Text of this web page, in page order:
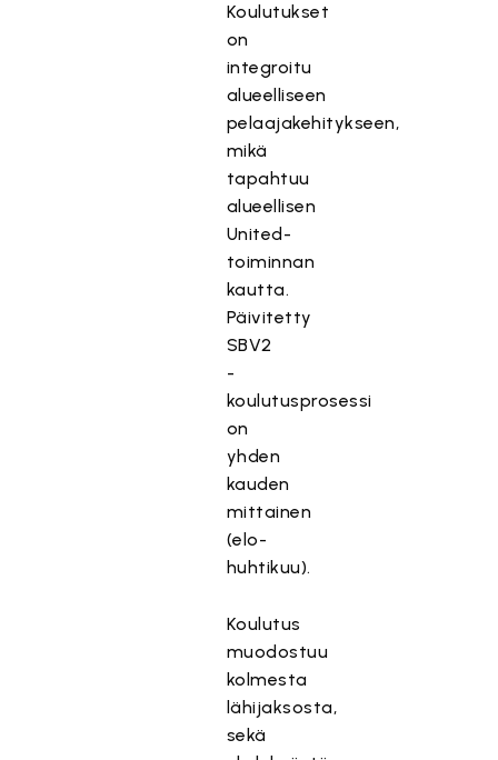
Koulutukset
on
integroitu
alueelliseen
pelaajakehitykseen,
mikä
tapahtuu
alueellisen
United-
toiminnan
kautta.
Päivitetty
SBV2
-
koulutusprosessi
on
yhden
kauden
mittainen
(elo-
huhtikuu).
Koulutus
muodostuu
kolmesta
lähijaksosta,
sekä